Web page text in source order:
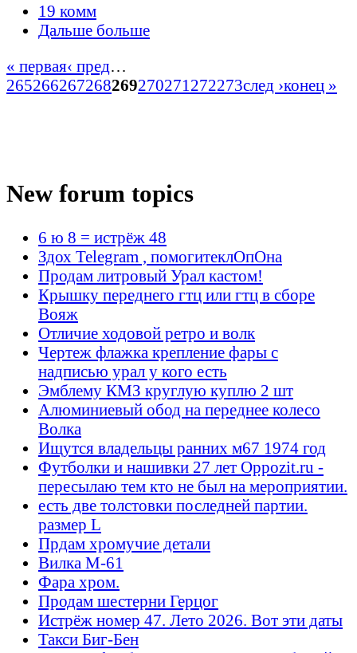
19 комм
Дальше больше
« первая‹ пред…
265266267268269270271 272273след ›конец »
New forum topics
6 ю 8 = истрёж 48
Здох Telegram , помогитеклОпОна
Продам литровый Урал кастом!
Крышку переднего гтц или гтц в сборе
Вояж
Отличие ходовой ретро и волк
Чертеж флажка крепление фары с
надписью урал у кого есть
Эмблему КМЗ круглую куплю 2 шт
Алюминиевый обод на переднее колесо
Волка
Ищутся владельцы ранних м67 1974 год
Футболки и нашивки 27 лет Oppozit.ru -
пересылаю тем кто не был на мероприятии.
есть две толстовки последней партии.
размер L
Прдам хромучие детали
Вилка М-61
Фара хром.
Продам шестерни Герцог
Истрёж номер 47. Лето 2026. Вот эти даты
Такси Биг-Бен